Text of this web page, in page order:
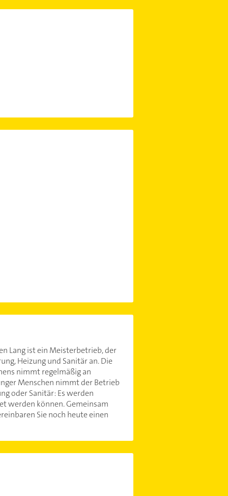
Lang ist ein Meisterbetrieb, der
Heizung und Sanitär an. Die
nimmt regelmäßig an
Menschen nimmt der Betrieb
oder Sanitär: Es werden
werden können. Gemeinsam
Sie noch heute einen